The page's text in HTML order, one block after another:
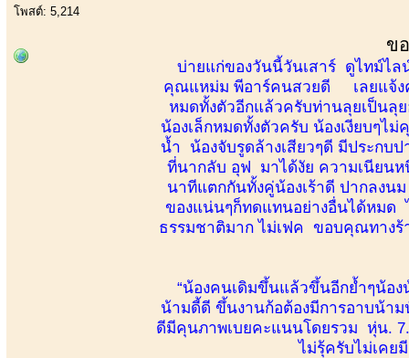
โพสต์: 5,214
ข
บ่ายแก่ของวันนี้วันเสาร์ ดูไทม์ไล
คุณแหม่ม พีอาร์คนสวยดี เลยแจ้ง
หมดทั้งตัวอีกแล้วครับท่านลุยเป็นลุ
น้องเล็กหมดทั้งตัวครับ น้องเงียบๆไ
น้ำ น้องจับรูดล้างเสียวๆดี มีประกบ
ที่นากลับ อุฟ มาได้งัย ความเนียน
นาทีแตกกันทั้งคู่น้องเร้าดี ปากลงน
ของแน่นๆก็ทดแทนอย่างอื่นได้หมด
ธรรมชาติมาก ไม่เฟค ขอบคุณทาง
“น้องคนเดิมขึ้นแล้วขึ้นอีกย้ำๆน้อง
น้ามดี้ดี ขึ้นงานก้อต้องมีการอาบน้าม
ดีมีคุนภาพเบยคะแนนโดยรวม หุ่
ไม่รุ้ครับไม่เคย